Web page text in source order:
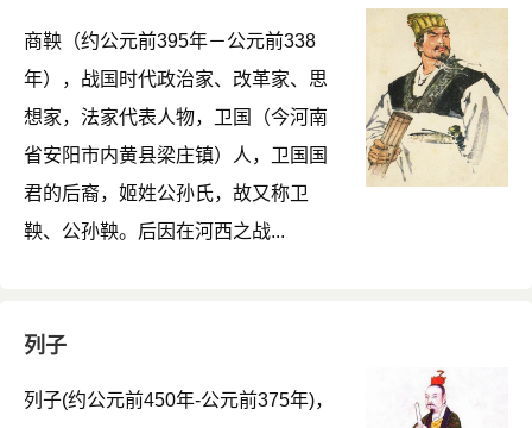
商鞅（约公元前395年－公元前338
年），战国时代政治家、改革家、思
想家，法家代表人物，卫国（今河南
省安阳市内黄县梁庄镇）人，卫国国
君的后裔，姬姓公孙氏，故又称卫
鞅、公孙鞅。后因在河西之战...
列子
列子(约公元前450年-公元前375年)，